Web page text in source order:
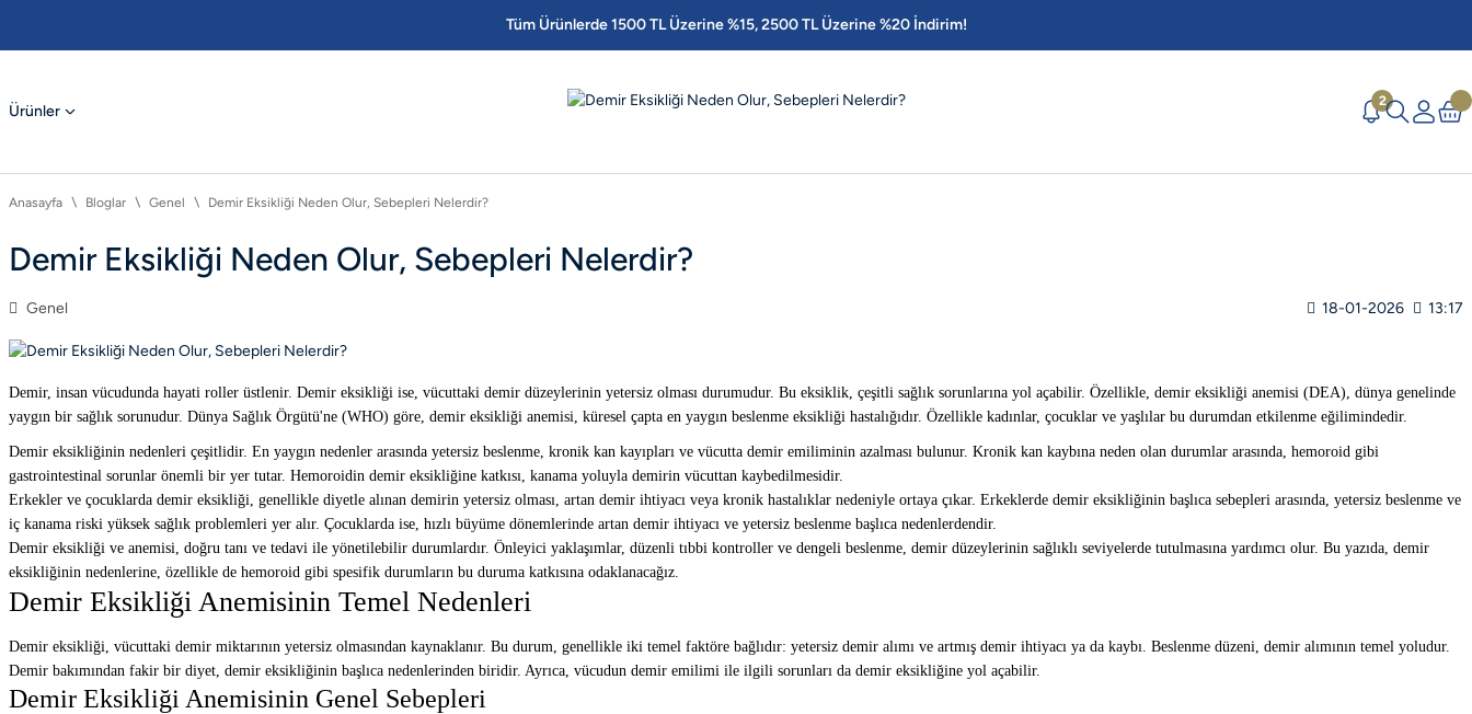
Tüm Ürünlerde 1500 TL Üzerine %15, 2500 TL Üzerine %20 İndirim!
Ürünler
2
Anasayfa Bloglar Genel Demir Eksikliği Neden Olur, Sebepleri Nelerdir?
Demir Eksikliği Neden Olur, Sebepleri Nelerdir?
Genel 18-01-2026 13:17
Demir, insan vücudunda hayati roller üstlenir. Demir eksikliği ise, vücuttaki demir düzeylerinin yetersiz olması durumudur. Bu eksiklik, çeşitli sağlık sorunlarına yol açabilir. Özellikle, demir eksikliği anemisi (DEA), dünya genelinde
yaygın bir sağlık sorunudur. Dünya Sağlık Örgütü'ne (WHO) göre, demir eksikliği anemisi, küresel çapta en yaygın beslenme eksikliği hastalığıdır. Özellikle kadınlar, çocuklar ve yaşlılar bu durumdan etkilenme eğilimindedir.
Demir eksikliğinin nedenleri çeşitlidir. En yaygın nedenler arasında yetersiz beslenme, kronik kan kayıpları ve vücutta demir emiliminin azalması bulunur. Kronik kan kaybına neden olan durumlar arasında, hemoroid gibi
gastrointestinal sorunlar önemli bir yer tutar. Hemoroidin demir eksikliğine katkısı, kanama yoluyla demirin vücuttan kaybedilmesidir.
Erkekler ve çocuklarda demir eksikliği, genellikle diyetle alınan demirin yetersiz olması, artan demir ihtiyacı veya kronik hastalıklar nedeniyle ortaya çıkar. Erkeklerde demir eksikliğinin başlıca sebepleri arasında, yetersiz beslenme ve
iç kanama riski yüksek sağlık problemleri yer alır. Çocuklarda ise, hızlı büyüme dönemlerinde artan demir ihtiyacı ve yetersiz beslenme başlıca nedenlerdendir.
Demir eksikliği ve anemisi, doğru tanı ve tedavi ile yönetilebilir durumlardır. Önleyici yaklaşımlar, düzenli tıbbi kontroller ve dengeli beslenme, demir düzeylerinin sağlıklı seviyelerde tutulmasına yardımcı olur. Bu yazıda, demir
eksikliğinin nedenlerine, özellikle de hemoroid gibi spesifik durumların bu duruma katkısına odaklanacağız.
Demir Eksikliği Anemisinin Temel Nedenleri
Demir eksikliği, vücuttaki demir miktarının yetersiz olmasından kaynaklanır. Bu durum, genellikle iki temel faktöre bağlıdır: yetersiz demir alımı ve artmış demir ihtiyacı ya da kaybı. Beslenme düzeni, demir alımının temel yoludur.
Demir bakımından fakir bir diyet, demir eksikliğinin başlıca nedenlerinden biridir. Ayrıca, vücudun demir emilimi ile ilgili sorunları da demir eksikliğine yol açabilir.
Demir Eksikliği Anemisinin Genel Sebepleri